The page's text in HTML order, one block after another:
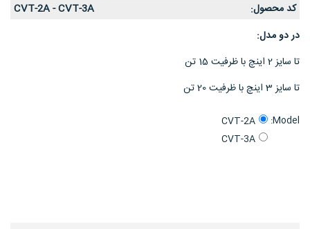
کد محصول:
CVT-2A - CVT-3A
در دو مدل:
تا سایز 2 اینچ با ظرفیت 15 تن
تا سایز 3 اینچ با ظرفیت 20 تن
Model:
CVT-2A
CVT-3A